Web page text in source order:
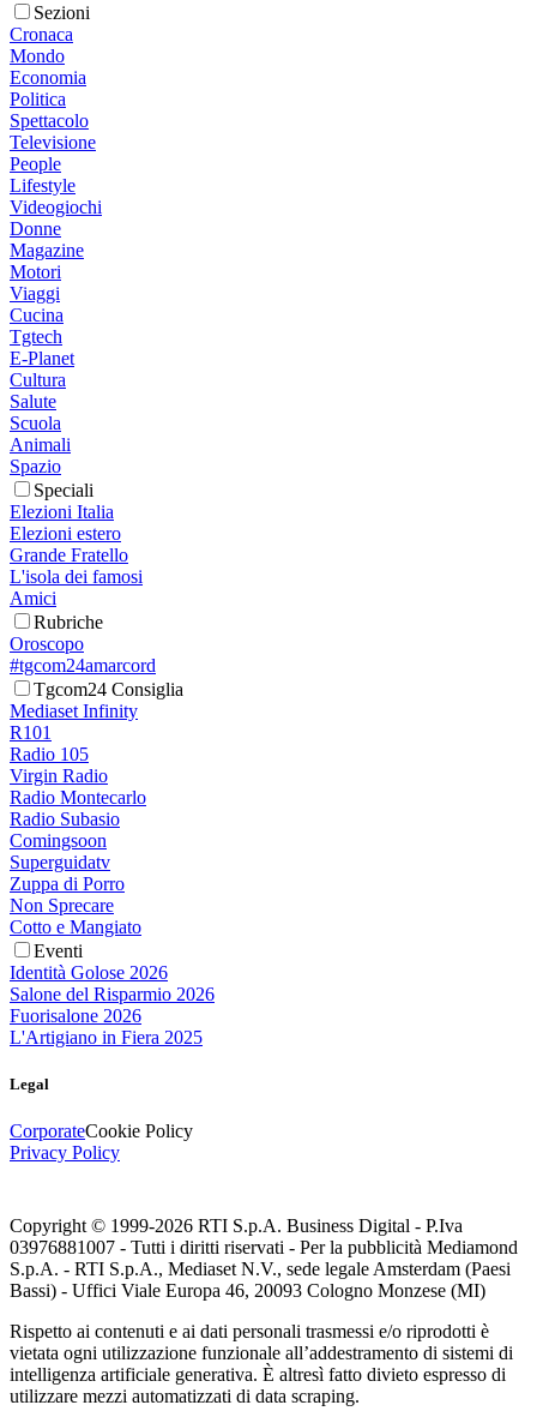
Sezioni
Cronaca
Mondo
Economia
Politica
Spettacolo
Televisione
People
Lifestyle
Videogiochi
Donne
Magazine
Motori
Viaggi
Cucina
Tgtech
E-Planet
Cultura
Salute
Scuola
Animali
Spazio
Speciali
Elezioni Italia
Elezioni estero
Grande Fratello
L'isola dei famosi
Amici
Rubriche
Oroscopo
#tgcom24amarcord
Tgcom24 Consiglia
Mediaset Infinity
R101
Radio 105
Virgin Radio
Radio Montecarlo
Radio Subasio
Comingsoon
Superguidatv
Zuppa di Porro
Non Sprecare
Cotto e Mangiato
Eventi
Identità Golose 2026
Salone del Risparmio 2026
Fuorisalone 2026
L'Artigiano in Fiera 2025
Legal
CorporateCookie Policy
Privacy Policy
Copyright © 1999-2026 RTI S.p.A. Business Digital - P.Iva
03976881007 - Tutti i diritti riservati - Per la pubblicità Mediamond
S.p.A. - RTI S.p.A., Mediaset N.V., sede legale Amsterdam (Paesi
Bassi) - Uffici Viale Europa 46, 20093 Cologno Monzese (MI)
Rispetto ai contenuti e ai dati personali trasmessi e/o riprodotti è
vietata ogni utilizzazione funzionale all’addestramento di sistemi di
intelligenza artificiale generativa. È altresì fatto divieto espresso di
utilizzare mezzi automatizzati di data scraping.